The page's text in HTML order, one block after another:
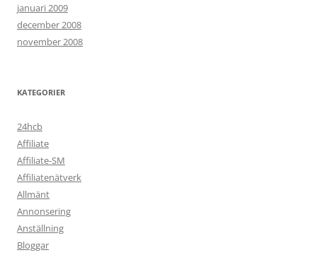
januari 2009
december 2008
november 2008
KATEGORIER
24hcb
Affiliate
Affiliate-SM
Affiliatenätverk
Allmänt
Annonsering
Anställning
Bloggar